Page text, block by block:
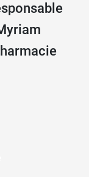
de santé.
pour la
recyclable.
à la